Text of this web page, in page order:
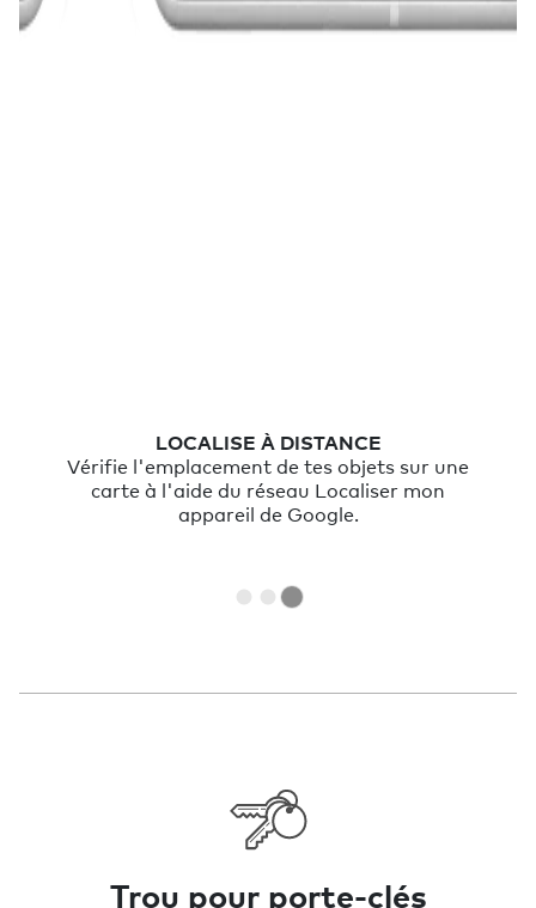
LOCALISE À DISTANCE
Vérifie l'emplacement de tes objets sur une
carte à l'aide du réseau Localiser mon
appareil de Google.
Trou pour porte-clés